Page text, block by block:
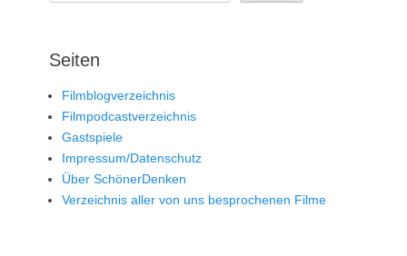
Seiten
Filmblogverzeichnis
Filmpodcastverzeichnis
Gastspiele
Impressum/Datenschutz
Über SchönerDenken
Verzeichnis aller von uns besprochenen Filme